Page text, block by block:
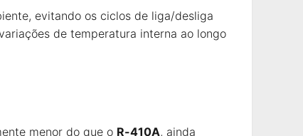
evitando os ciclos de liga/desliga
de temperatura interna ao longo
menor do que o R-410A, ainda